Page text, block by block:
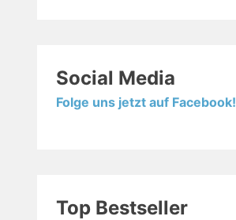
Social Media
Folge uns jetzt auf Facebook!
Top Bestseller